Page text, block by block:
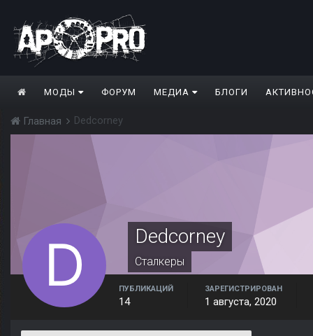
МОДЫ ФОРУМ МЕДИА БЛОГИ
Главная Dedcorney
Dedcorney
Сталкеры
ПУБЛИКАЦИЙ
14
ЗАРЕГИСТРИРОВАН
1 августа, 2020